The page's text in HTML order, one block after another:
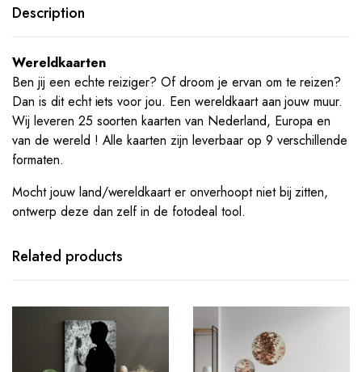
Description
Wereldkaarten
Ben jij een echte reiziger? Of droom je ervan om te reizen?
Dan is dit echt iets voor jou. Een wereldkaart aan jouw muur.
Wij leveren 25 soorten kaarten van Nederland, Europa en
van de wereld ! Alle kaarten zijn leverbaar op 9 verschillende
formaten.
Mocht jouw land/wereldkaart er onverhoopt niet bij zitten,
ontwerp deze dan zelf in de fotodeal tool.
Related products